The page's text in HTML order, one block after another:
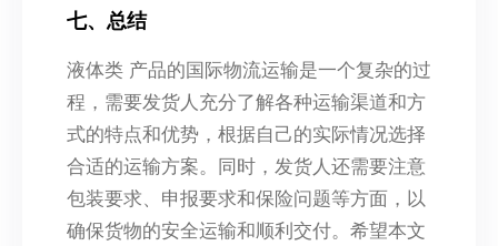
七、总结
液体类 产品的国际物流运输是一个复杂的过
程，需要发货人充分了解各种运输渠道和方
式的特点和优势，根据自己的实际情况选择
合适的运输方案。同时，发货人还需要注意
包装要求、申报要求和保险问题等方面，以
确保货物的安全运输和顺利交付。希望本文